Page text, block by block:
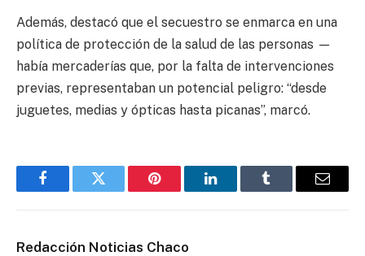
Además, destacó que el secuestro se enmarca en una
política de protección de la salud de las personas —
había mercaderías que, por la falta de intervenciones
previas, representaban un potencial peligro: “desde
juguetes, medias y ópticas hasta picanas”, marcó.
FacebookTwitter Pinterest LinkedInTumblr Email
Redacción Noticias Chaco